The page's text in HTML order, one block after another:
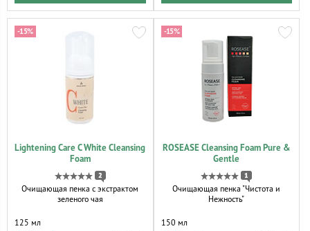
Lightening Care C White Cleansing
Foam
2
Очищающая пенка с экстрактом
зеленого чая
-15%
125 мл
ROSEASE Cleansing Foam Pure &
Gentle
1
Очищающая пенка "Чистота и
Нежность"
-15%
150 мл